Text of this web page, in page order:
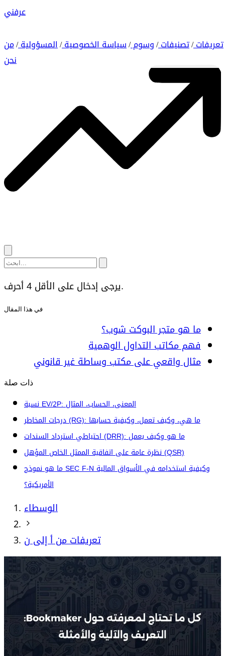
عرفني
تعريفات/ تصنيفات/ وسوم/ سياسة الخصوصية/ المسؤولية/ من
نحن
يرجى إدخال على الأقل 4 أحرف.
في هذا المقال
ما هو متجر البوكت شوب؟
فهم مكاتب التداول الوهمية
مثال واقعي على مكتب وساطة غير قانوني
ذات صلة
نسبة EV/2P: المعنى، الحساب، المثال
درجات المخاطر (RG): ما هي، وكيف تعمل، وكيفية حسابها
احتياطي استرداد السندات (DRR): ما هو وكيف يعمل
نظرة عامة على اتفاقية الممثل الخاص المؤهل (QSR)
ما هو نموذج SEC F-N وكيفية استخدامه في الأسواق المالية
الأمريكية؟
الوسطاء
تعريفات من أ إلى ن